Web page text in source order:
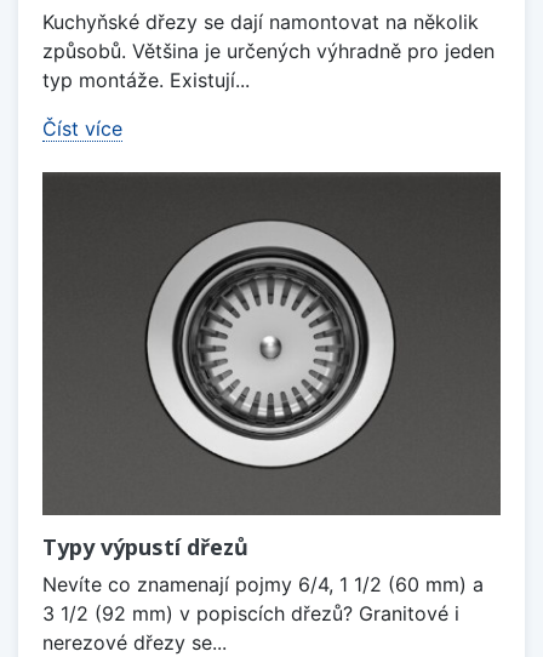
Kuchyňské dřezy se dají namontovat na několik
způsobů. Většina je určených výhradně pro jeden
typ montáže. Existují...
Číst více
Typy výpustí dřezů
Nevíte co znamenají pojmy 6/4, 1 1/2 (60 mm) a
3 1/2 (92 mm) v popiscích dřezů? Granitové i
nerezové dřezy se...